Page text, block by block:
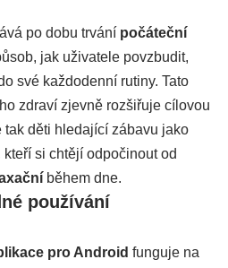
po dobu trvání počáteční
jak uživatele povzbudit,
své každodenní rutiny. Tato
zdraví zjevně rozšiřuje cílovou
děti hledající zábavu jako
kteří si chtějí odpočinout od
během dne.
používání
pro Android funguje na